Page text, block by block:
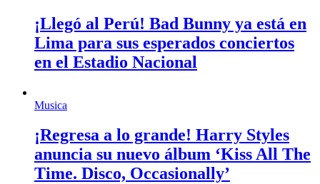
¡Llegó al Perú! Bad Bunny ya está en
Lima para sus esperados conciertos
en el Estadio Nacional
Musica
¡Regresa a lo grande! Harry Styles
anuncia su nuevo álbum ‘Kiss All The
Time. Disco, Occasionally’